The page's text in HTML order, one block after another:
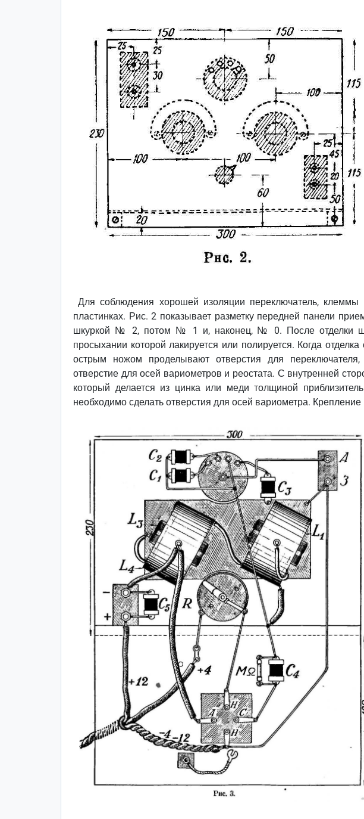
Для соблюдения хорошей изоляции переключатель,
пластинках. Рис. 2 показывает разметку передней панели
шкуркой № 2, потом № 1 и, наконец, № 0. После отделки
просыхании которой лакируется или полируется. Когда
острым ножом проделывают отверстия для
отверстие для осей вариометров и реостата. С внутренней
который делается из цинка или меди толщиной
необходимо сделать отверстия для осей вариометра.